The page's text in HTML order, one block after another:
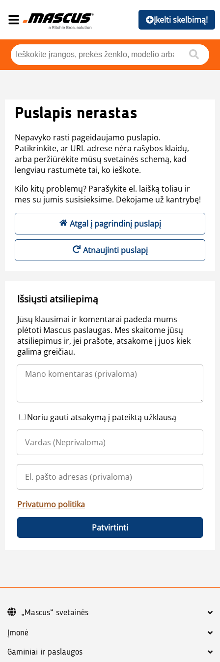
Įkelti skelbimą!
Puslapis nerastas
Nepavyko rasti pageidaujamo puslapio.
Patikrinkite, ar URL adrese nėra rašybos klaidų,
arba peržiūrėkite mūsų svetainės schemą, kad
lengviau rastumėte tai, ko ieškote.
Kilo kitų problemų? Parašykite el. laišką toliau ir
mes su jumis susisieksime. Dėkojame už kantrybę!
Atgal į pagrindinį puslapį
Atnaujinti puslapį
Išsiųsti atsiliepimą
Jūsų klausimai ir komentarai padeda mums
plėtoti Mascus paslaugas. Mes skaitome jūsų
atsiliepimus ir, jei prašote, atsakome į juos kiek
galima greičiau.
Noriu gauti atsakymą į pateiktą užklausą
Privatumo politika
Patvirtinti
Įmonė
Gaminiai ir paslaugos
„Mascus“ svetainės